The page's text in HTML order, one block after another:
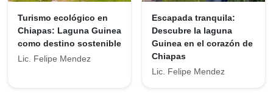
Turismo ecológico en
Chiapas: Laguna Guinea
como destino sostenible
Lic. Felipe Mendez
Escapada tranquila:
Descubre la laguna
Guinea en el corazón de
Chiapas
Lic. Felipe Mendez